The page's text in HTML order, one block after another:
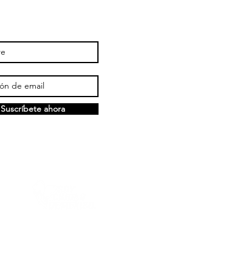
Suscríbete ahora